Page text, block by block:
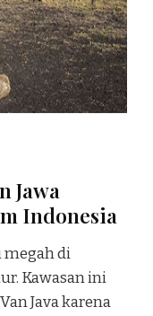
Jawa
Indonesia
megah di
Kawasan ini
Java karena